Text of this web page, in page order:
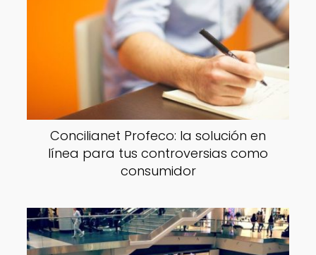
Concilianet Profeco: la solución en
línea para tus controversias como
consumidor